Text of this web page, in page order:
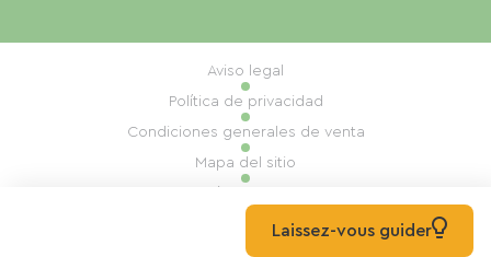
© 2026 Ma Voie Verte Todos los derechos reservados
Aviso legal
Política de privacidad
Condiciones generales de venta
Mapa del sitio
Realización: Mill, PrivasLaissez-vous guider